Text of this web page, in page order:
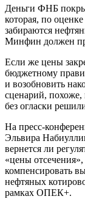
Деньги ФНБ
которая, по
забираются
Минфин должен
Если же цены
бюджетному
и возобновить
сценарий,
без огласки
На пресс-
Эльвира
вернется ли
«цены
компенсировать
нефтяных
рамках ОПЕК+.